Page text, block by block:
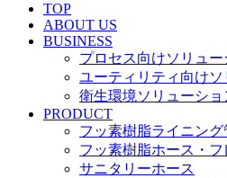
TOP
ABOUT US
BUSINESS
プロセス向けソリュー
ユーティリティ向け
衛生環境ソリューショ
PRODUCT
フッ素樹脂ライニング
フッ素樹脂ホース・
サニタリーホース